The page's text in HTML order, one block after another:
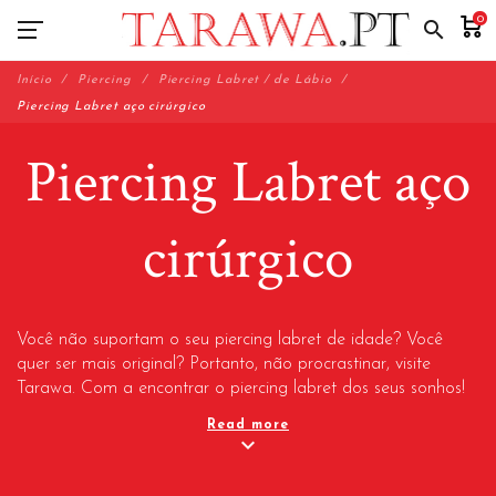
search 0
Início Piercing Piercing Labret / de Lábio
Piercing Labret aço cirúrgico
Piercing Labret aço
cirúrgico
Você não suportam o seu piercing labret de idade? Você
quer ser mais original? Portanto, não procrastinar, visite
Tarawa. Com a encontrar o piercing labret dos seus sonhos!
uma variedade de modelo! A perfuração de Labret aço
Read more
expand_more